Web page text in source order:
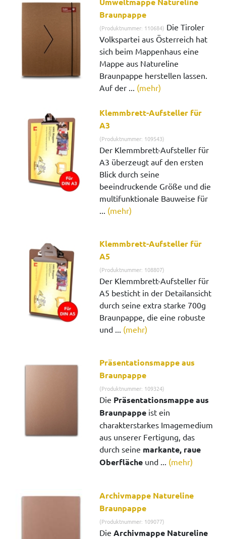
Braunpappe
(Produktnummer: 110684) Die Tiroler
Volkspartei aus Österreich hat
sich beim Mappenhaus eine
Mappe aus Natureline
Braunpappe herstellen lassen.
Auf der ... (mehr)
Klemmbrett-Aufsteller für
A3
(Produktnummer: 109543)
Der Klemmbrett-Aufsteller für
A3 überzeugt auf den ersten
Blick durch seine
beeindruckende Größe und die
multifunktionale Bauweise für
... (mehr)
Klemmbrett-Aufsteller für
A5
(Produktnummer: 108807)
Der Klemmbrett-Aufsteller für
A5 besticht in der Detailansicht
durch seine extra starke 700g
Braunpappe, die eine robuste
und ... (mehr)
Präsentationsmappe aus
Braunpappe
(Produktnummer: 109324)
Die Präsentationsmappe aus
Braunpappe ist ein
charakterstarkes Imagemedium
aus unserer Fertigung, das
durch seine markante, raue
Oberfläche und ... (mehr)
Archivmappe Natureline
Braunpappe
(Produktnummer: 109077)
DieArchivmappe Natureline